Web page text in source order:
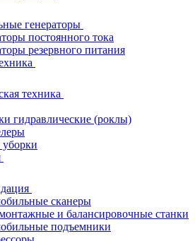
генераторы
постоянного тока
резервного питания
техника
гидравлические (роклы)
уборки
сканеры
и балансировочные станки
подъемники